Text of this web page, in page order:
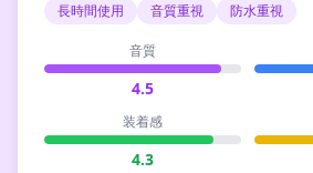
長時間使用 音質重視 防水重視
音質
4.5
装着感
4.3